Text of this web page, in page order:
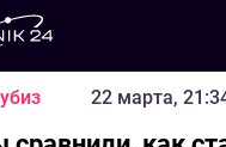
22 марта,